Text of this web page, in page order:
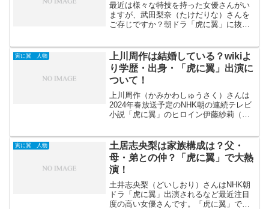
最近は様々な特技を持った女優さんがい
ますが、武田梨奈（たけだりな）さんを
ご存じですか？朝ドラ「虎に翼」に抜て
ます。印象深い登場のされ方をしました
よね。武田梨奈さんにつ...
寅に翼 人物
上川周作は結婚している？wikiよ
り学歴・出身・「虎に翼」出演に
ついて！
上川周作（かみかわしゅうさく）さんは
2024年春放送予定のNHK朝の連続テレビ
小説「虎に翼」のヒロイン伊藤紗莉（い
た、2023年12月8日公開の水上恒司さん
と福原遥さん...
寅に翼 人物
土居志央梨は家族構成は？父・
母・弟との仲？「虎に翼」で大熱
演！
土井志央梨（どいしおり）さんはNHK朝
ドラ「虎に翼」出演されるなど最近注目
度の高い女優さんです。「虎に翼」で